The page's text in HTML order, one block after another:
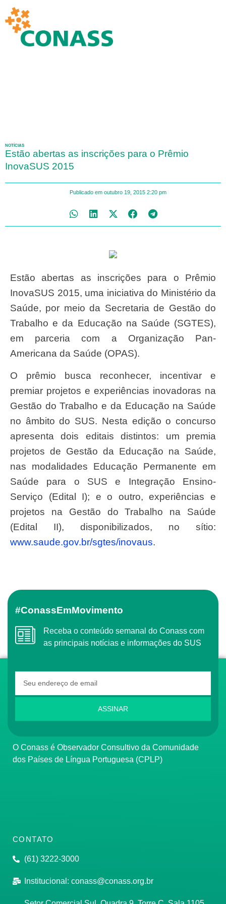
NOTÍCIAS
Estão abertas as inscrições para o Prêmio
InovaSUS 2015
Publicado em outubro 19, 2015 2:20 pm
Estão abertas as inscrições para o Prêmio
InovaSUS 2015, uma iniciativa do Ministério da
Saúde, por meio da Secretaria de Gestão do
Trabalho e da Educação na Saúde (SGTES),
em parceria com a Organização Pan-
Americana da Saúde (OPAS).
O prêmio busca reconhecer, incentivar e
premiar projetos e experiências inovadoras na
Gestão do Trabalho e da Educação na Saúde
no âmbito do SUS. Nesta edição o concurso
apresenta dois editais distintos: um premia
projetos de Gestão da Educação na Saúde,
nas modalidades Educação Permanente em
Saúde para o SUS e Integração Ensino-
Serviço (Edital I); e o outro, experiências e
projetos na Gestão do Trabalho na Saúde
(Edital II), disponibilizados, no sítio:
www.saude.gov.br/sgtes/inovaus.
#ConassEmMovimento
Receba o conteúdo semanal do Conass com
as principais notícias e informações do SUS
ASSINAR
O Conass é Observador Consultivo da Comunidade
dos Países de Língua Portuguesa (CPLP)
CONTATO
(61) 3222-3000
Institucional: conass@conass.org.br